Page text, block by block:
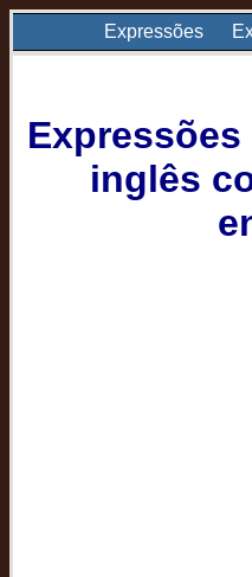
Expressões
inglês